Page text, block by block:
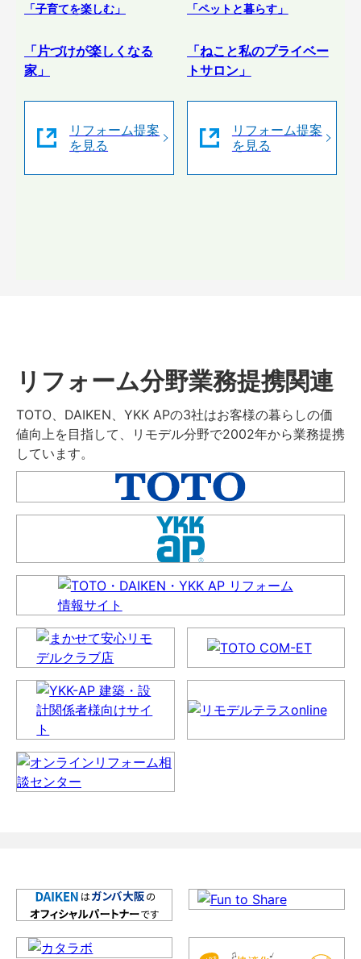
「子育てを楽しむ」
「片づけが楽しくなる
家」
リフォーム提案
を見る
「ペットと暮らす」
「ねこと私のプライベー
トサロン」
リフォーム提案
を見る
リフォーム分野業務提携関連
TOTO、DAIKEN、YKK APの3社はお客様の暮らしの価
値向上を目指して、リモデル分野で2002年から業務提携
しています。